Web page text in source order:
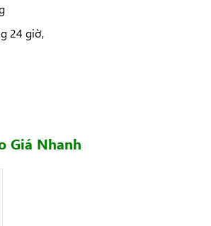
24 giờ,
Giá Nhanh